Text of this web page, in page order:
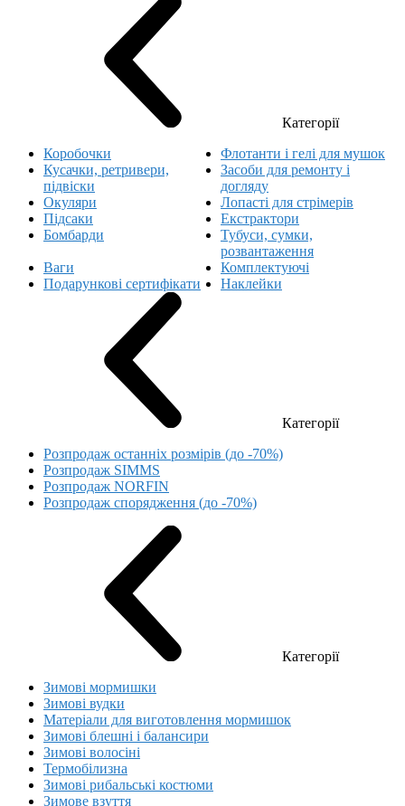
Категорії
Коробочки
Флотанти і гелі для мушок
Кусачки, ретривери,
підвіски
Засоби для ремонту і
догляду
Окуляри
Лопасті для стрімерів
Підсаки
Екстрактори
Бомбарди
Тубуси, сумки,
розвантаження
Ваги
Комплектуючі
Подарункові сертифікати
Наклейки
Категорії
Розпродаж останніх розмірів (до -70%)
Розпродаж SIMMS
Розпродаж NORFIN
Розпродаж спорядження (до -70%)
Категорії
Зимові мормишки
Зимові вудки
Матеріали для виготовлення мормишок
Зимові блешні і балансири
Зимові волосіні
Термобілизна
Зимові рибальські костюми
Зимове взуття